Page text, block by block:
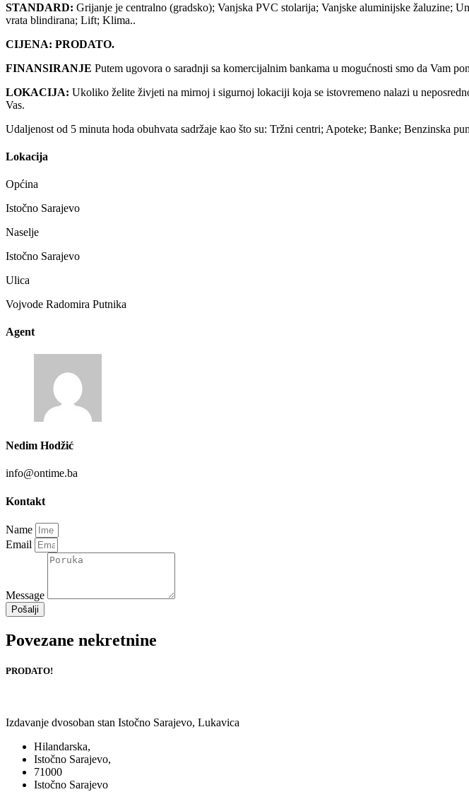
STANDARD: Grijanje je centralno (gradsko); Vanjska PVC stolarija; Vanjske aluminijske žaluzine;
vrata blindirana; Lift; Klima..
CIJENA: PRODATO.
FINANSIRANJE Putem ugovora o saradnji sa komercijalnim bankama u mogućnosti smo da Vam
LOKACIJA: Ukoliko želite živjeti na mirnoj i sigurnoj lokaciji koja se istovremeno nalazi u
Vas.
Udaljenost od 5 minuta hoda obuhvata sadržaje kao što su: Tržni centri; Apoteke; Banke; Benzinska
Lokacija
Općina
Istočno Sarajevo
Naselje
Istočno Sarajevo
Ulica
Vojvode Radomira Putnika
Agent
Nedim Hodžić
info@ontime.ba
Kontakt
Name
Email
Message
Pošalji
Povezane nekretnine
PRODATO!
Izdavanje dvosoban stan Istočno Sarajevo, Lukavica
Hilandarska,
Istočno Sarajevo,
71000
Istočno Sarajevo